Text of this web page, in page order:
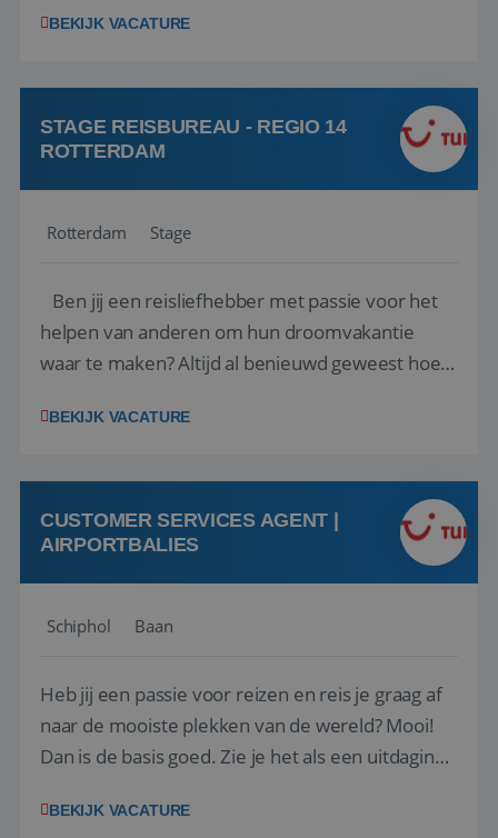
wensen van je team, je klant en wat er in de
klanten te overtuigen om die droomreis te
boeken! ...
BEKIJK VACATURE
STAGE REISBUREAU - REGIO 14
ROTTERDAM
Rotterdam Stage
Ben jij een reisliefhebber met passie voor het
helpen van anderen om hun droomvakantie
waar te maken? Altijd al benieuwd geweest hoe
van de grootste reisorganisaties? Dan is een
op zoek naar een enthousiaste, leergie...
BEKIJK VACATURE
CUSTOMER SERVICES AGENT |
AIRPORTBALIES
Schiphol Baan
Heb jij een passie voor reizen en reis je graag af
naar de mooiste plekken van de wereld? Mooi!
Dan is de basis goed. Zie je het als een uitdaging
het samenstellen en boeken van de perfecte
BEKIJK VACATURE